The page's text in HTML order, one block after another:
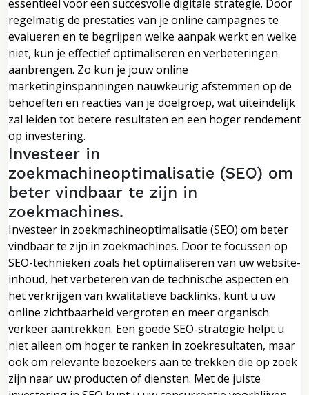
essentieel voor een succesvolle digitale strategie. Door
regelmatig de prestaties van je online campagnes te
evalueren en te begrijpen welke aanpak werkt en welke
niet, kun je effectief optimaliseren en verbeteringen
aanbrengen. Zo kun je jouw online
marketinginspanningen nauwkeurig afstemmen op de
behoeften en reacties van je doelgroep, wat uiteindelijk
zal leiden tot betere resultaten en een hoger rendement
op investering.
Investeer in
zoekmachineoptimalisatie (SEO) om
beter vindbaar te zijn in
zoekmachines.
Investeer in zoekmachineoptimalisatie (SEO) om beter
vindbaar te zijn in zoekmachines. Door te focussen op
SEO-technieken zoals het optimaliseren van uw website-
inhoud, het verbeteren van de technische aspecten en
het verkrijgen van kwalitatieve backlinks, kunt u uw
online zichtbaarheid vergroten en meer organisch
verkeer aantrekken. Een goede SEO-strategie helpt u
niet alleen om hoger te ranken in zoekresultaten, maar
ook om relevante bezoekers aan te trekken die op zoek
zijn naar uw producten of diensten. Met de juiste